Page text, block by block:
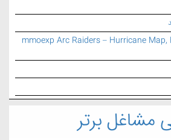
mmoexp Arc Raiders – Hurricane
مشاغل برتر